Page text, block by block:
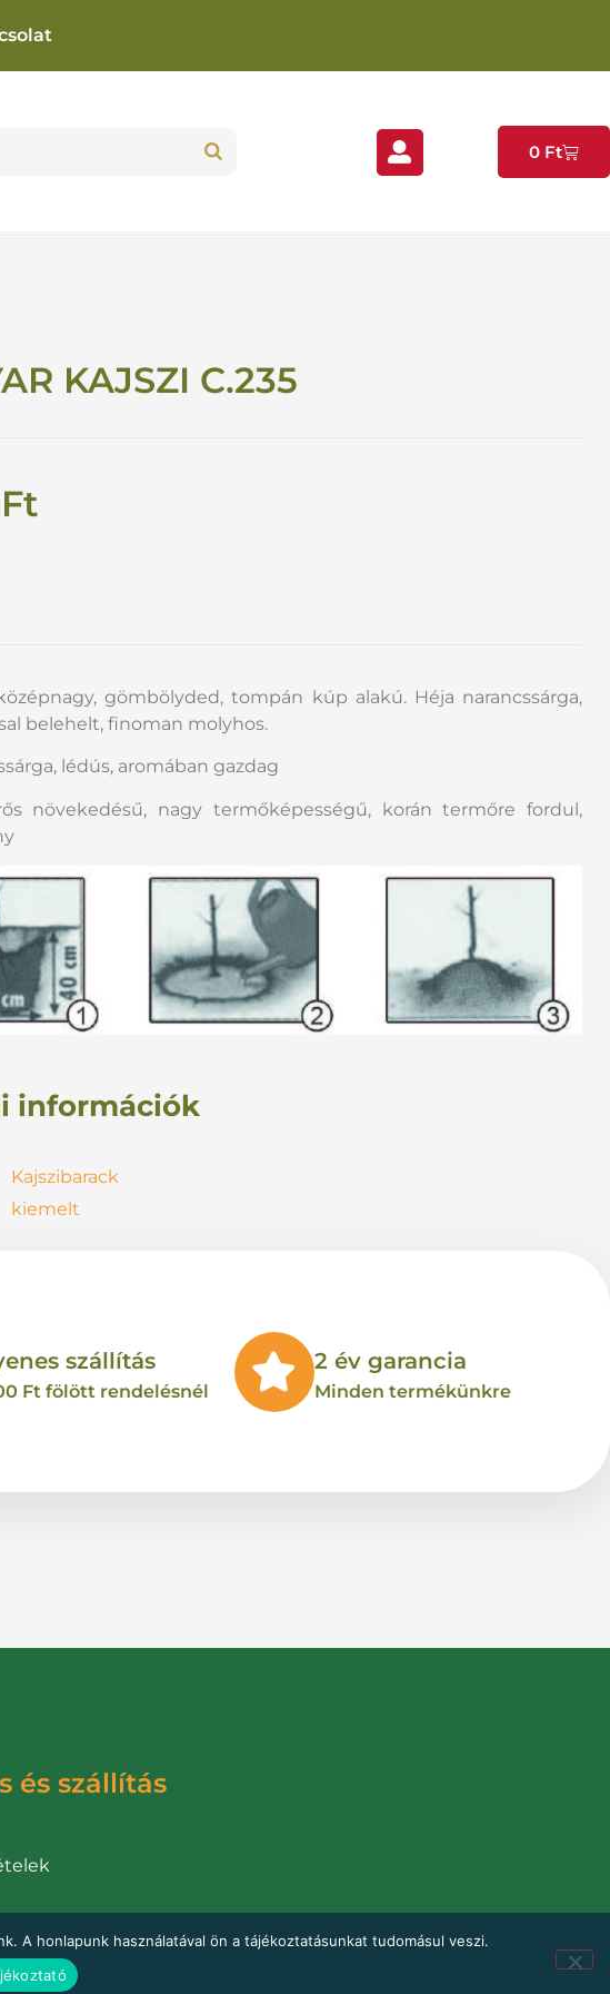
0 Ft
KAJSZI C.235
Ft
gömbölyded, tompán kúp alakú. Héja narancssárga,
belehelt, finoman molyhos.
lédús, aromában gazdag
növekedésű, nagy termőképességű, korán termőre fordul,
információk
Kajszibarack
kiemelt
szállítás
Ft fölött rendelésnél
2 év garancia
Minden termékünkre
és szállítás
A honlapunk használatával ön a tájékoztatásunkat tudomásul veszi.